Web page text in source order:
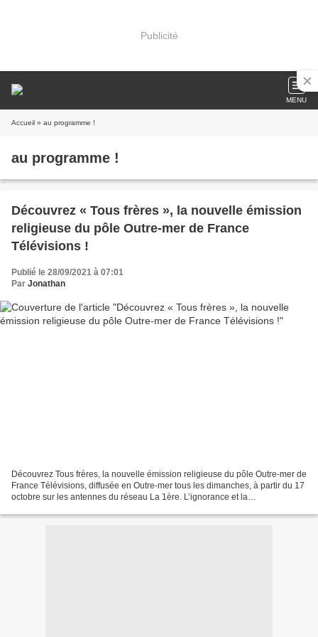
Publicité
MENU
Accueil » au programme !
au programme !
Découvrez « Tous frères », la nouvelle émission
religieuse du pôle Outre-mer de France
Télévisions !
Publié le 28/09/2021 à 07:01
Par Jonathan
Découvrez Tous frères, la nouvelle émission religieuse du pôle Outre-mer de
France Télévisions, diffusée en Outre-mer tous les dimanches, à partir du 17
octobre sur les antennes du réseau La 1ère. L’ignorance et la